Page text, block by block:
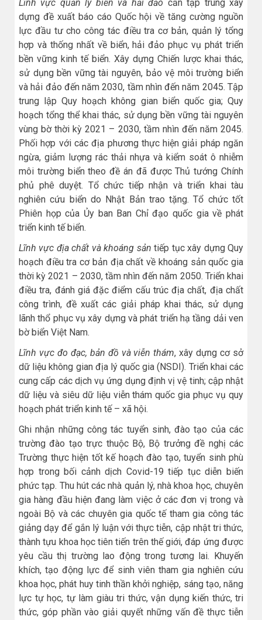
Lĩnh vực quản lý biển và hải đảo cần tập trung xây
dựng đề xuất báo cáo Quốc hội về tăng cường nguồn
lực đầu tư cho công tác điều tra cơ bản, quản lý tổng
hợp và thống nhất về biển, hải đảo phục vụ phát triển
bền vững kinh tế biển. Xây dựng Chiến lược khai thác,
sử dụng bền vững tài nguyên, bảo vệ môi trường biển
và hải đảo đến năm 2030, tầm nhìn đến năm 2045. Tập
trung lập Quy hoạch không gian biển quốc gia; Quy
hoạch tổng thể khai thác, sử dụng bền vững tài nguyên
vùng bờ thời kỳ 2021 – 2030, tầm nhìn đến năm 2045.
Phối hợp với các địa phương thực hiện giải pháp ngăn
ngừa, giảm lượng rác thải nhựa và kiểm soát ô nhiễm
môi trường biển theo đề án đã được Thủ tướng Chính
phủ phê duyệt. Tổ chức tiếp nhận và triển khai tàu
nghiên cứu biển do Nhật Bản trao tặng. Tổ chức tốt
Phiên họp của Ủy ban Ban Chỉ đạo quốc gia về phát
triển kinh tế biển.
Lĩnh vực địa chất và khoáng sản tiếp tục xây dựng Quy
hoạch điều tra cơ bản địa chất về khoáng sản quốc gia
thời kỳ 2021 – 2030, tầm nhìn đến năm 2050. Triển khai
điều tra, đánh giá đặc điểm cấu trúc địa chất, địa chất
công trình, đề xuất các giải pháp khai thác, sử dụng
lãnh thổ phục vụ xây dựng và phát triển hạ tầng dải ven
bờ biển Việt Nam.
Lĩnh vực đo đạc, bản đồ và viễn thám, xây dựng cơ sở
dữ liệu không gian địa lý quốc gia (NSDI). Triển khai các
cung cấp các dịch vụ ứng dụng định vị vệ tinh; cập nhật
dữ liệu và siêu dữ liệu viễn thám quốc gia phục vụ quy
hoạch phát triển kinh tế – xã hội.
Ghi nhận những công tác tuyển sinh, đào tạo của các
trường đào tạo trực thuộc Bộ, Bộ trưởng đề nghị các
Trường thực hiện tốt kế hoạch đào tạo, tuyển sinh phù
hợp trong bối cảnh dịch Covid-19 tiếp tục diễn biến
phức tạp. Thu hút các nhà quản lý, nhà khoa học, chuyên
gia hàng đầu hiện đang làm việc ở các đơn vị trong và
ngoài Bộ và các chuyên gia quốc tế tham gia công tác
giảng dạy để gắn lý luận với thực tiễn, cập nhật tri thức,
thành tựu khoa học tiên tiến trên thế giới, đáp ứng được
yêu cầu thị trường lao động trong tương lai. Khuyến
khích, tạo động lực để sinh viên tham gia nghiên cứu
khoa học, phát huy tinh thần khởi nghiệp, sáng tạo, năng
lực tự học, tự làm giàu tri thức, vận dụng kiến thức, tri
thức, góp phần vào giải quyết những vấn đề thực tiễn